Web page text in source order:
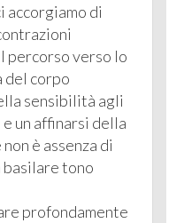
accorgiamo di
percorso verso lo
del corpo
sensibilità agli
un affinarsi della
è assenza di
basilare tono
profondamente